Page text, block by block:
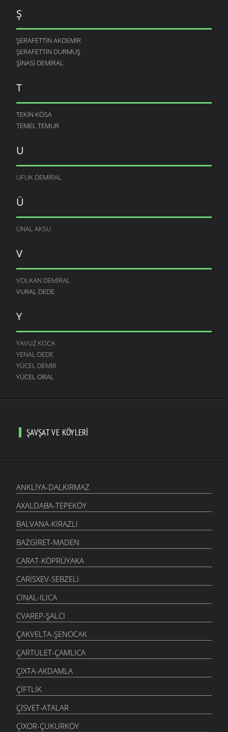
Ş
ŞERAFETTIN AKDEMIR
ŞERAFETTIN DURMUŞ
ŞINASI DEMIRAL
T
TEKIN KÖSA
TEMEL TEMUR
U
UFUK DEMIRAL
Ü
ÜNAL AKSU
V
VOLKAN DEMIRAL
VURAL DEDE
Y
YAVUZ KOCA
YENAL DEDE
YÜCEL DEMIR
YÜCEL ORAL
ŞAVŞAT VE KÖYLERI
ANKLIYA-DALKIRMAZ
AXALDABA-TEPEKÖY
BALVANA-KIRAZLI
BAZGIRET-MADEN
CARAT-KÖPRÜYAKA
CARISXEV-SEBZELI
CINAL-ILICA
CVAREP-ŞALCI
ÇAKVELTA-ŞENOCAK
ÇARTULET-ÇAMLICA
ÇIXTA-AKDAMLA
ÇIFTLIK
ÇISVET-ATALAR
ÇIXOR-ÇUKURKÖY